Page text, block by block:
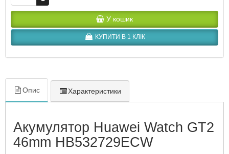
У кошик
КУПИТИ В 1 КЛІК
Опис Характеристики
Акумулятор Huawei Watch GT2
46mm HB532729ECW